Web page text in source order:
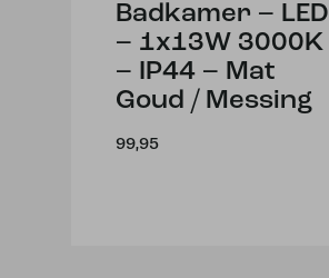
Badkamer – LED
– 1x13W 3000K
– IP44 – Mat
Goud / Messing
99,95